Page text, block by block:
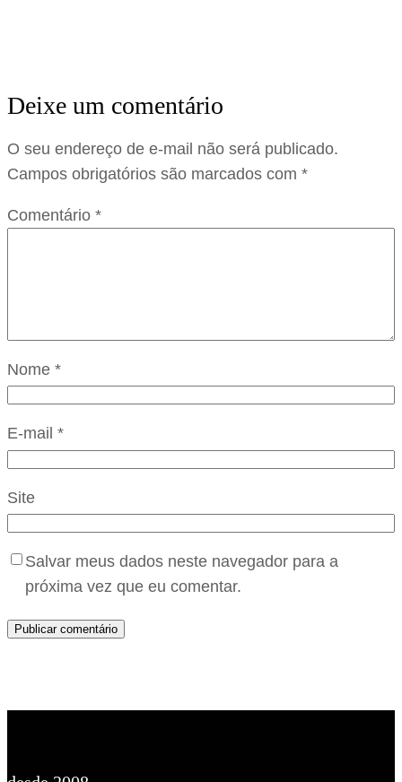
Deixe um comentário
O seu endereço de e-mail não será publicado.
Campos obrigatórios são marcados com *
Comentário *
Nome *
E-mail *
Site
Salvar meus dados neste navegador para a
próxima vez que eu comentar.